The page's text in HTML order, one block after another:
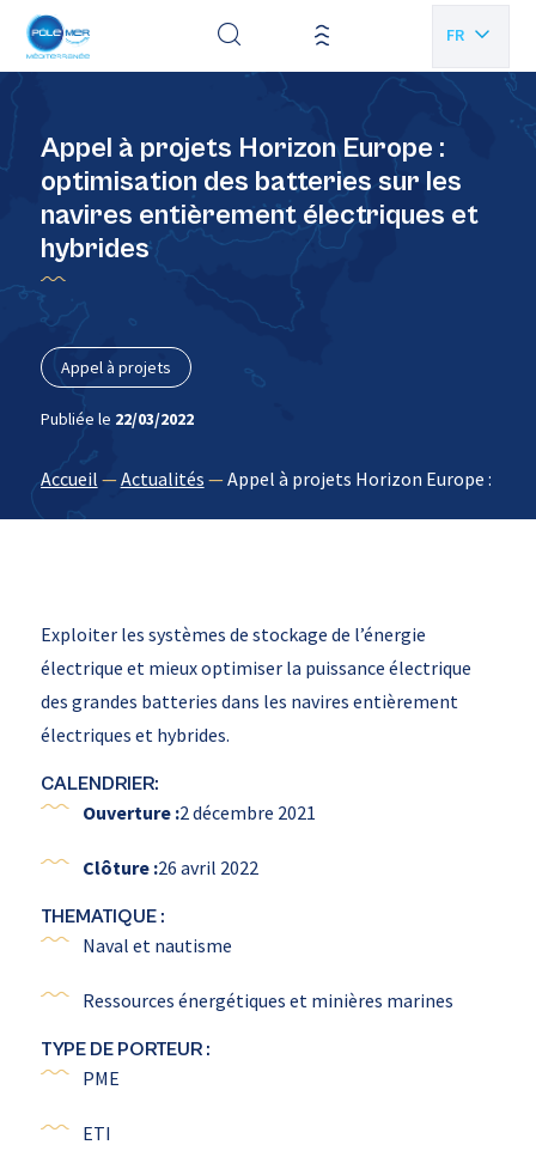
FR
EN
Appel à projets Horizon Europe :
optimisation des batteries sur les
navires entièrement électriques et
hybrides
Appel à projets
Publiée le 22/03/2022
Accueil —Actualités —Appel à projets Horizon Europe :
Exploiter les systèmes de stockage de l’énergie
électrique et mieux optimiser la puissance électrique
des grandes batteries dans les navires entièrement
électriques et hybrides.
CALENDRIER:
Ouverture :2 décembre 2021
Clôture :26 avril 2022
THEMATIQUE :
Naval et nautisme
Ressources énergétiques et minières marines
TYPE DE PORTEUR :
PME
ETI
Panneau de gestion des cookies